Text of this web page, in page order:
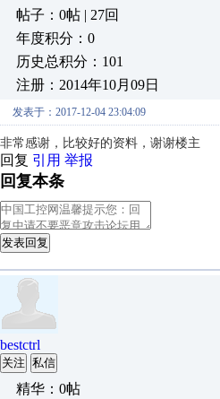
帖子：0帖 | 27回
年度积分：0
历史总积分：101
注册：2014年10月09日
发表于：2017-12-04 23:04:09
非常感谢，比较好的资料，谢谢楼主
回复 引用 举报
回复本条
发表回复
bestctrl
关注 私信
精华：0帖